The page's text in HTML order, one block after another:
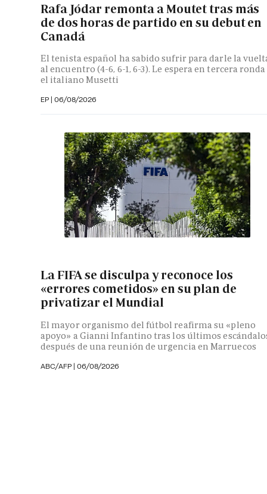
Rafa Jódar remonta a Moutet tras más
de dos horas de partido en su debut en
Canadá
El tenista español ha sabido sufrir para darle la
al encuentro (4-6, 6-1, 6-3). Le espera en tercera ronda
el italiano Musetti
EP | 06/08/2026
La FIFA se disculpa y reconoce los
«errores cometidos» en su plan de
privatizar el Mundial
El mayor organismo del fútbol reafirma su «pleno
apoyo» a Gianni Infantino tras los últimos
después de una reunión de urgencia en Marruecos
ABC/AFP | 06/08/2026